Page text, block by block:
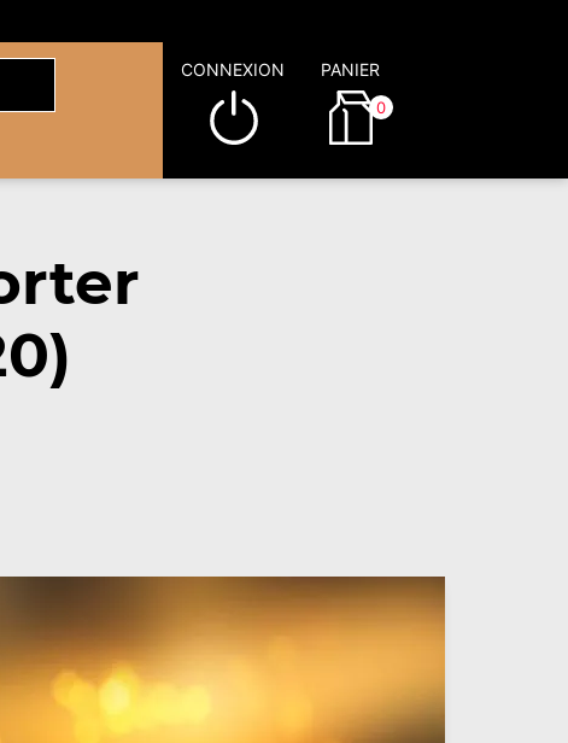
CONNEXION PANIER
0